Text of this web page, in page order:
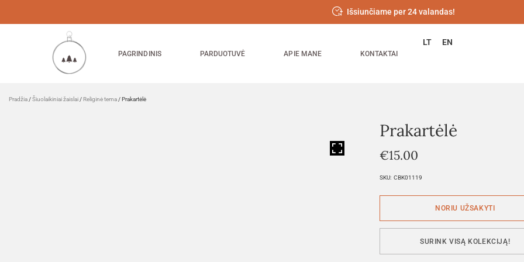
Išsiunčiame per 24 valandas!
PAGRINDINIS PARDUOTUVĖ APIE MANE KONTAKTAI
LT EN
Pradžia /Šiuolaikiniai žaislai / Religinė tema / Prakartėlė
Prakartėlė
€15.00
SKU: CBK01119
SURINK VISĄ KOLEKCIJĄ!